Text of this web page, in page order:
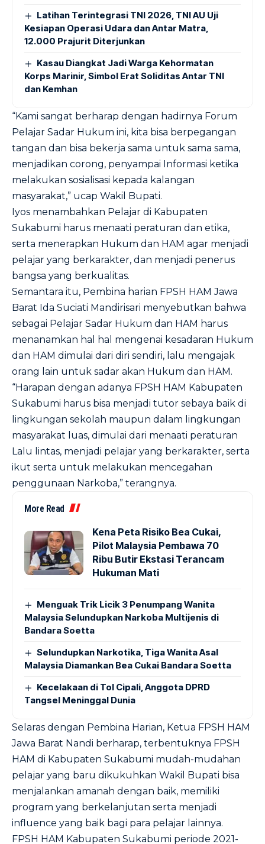
Latihan Terintegrasi TNI 2026, TNI AU Uji
Kesiapan Operasi Udara dan Antar Matra,
12.000 Prajurit Diterjunkan
Kasau Diangkat Jadi Warga Kehormatan
Korps Marinir, Simbol Erat Soliditas Antar TNI
dan Kemhan
“Kami sangat berharap dengan hadirnya Forum
Pelajar Sadar Hukum ini, kita bisa berpegangan
tangan dan bisa bekerja sama untuk sama sama,
menjadikan corong, penyampai Informasi ketika
melakukan sosialisasi kepada kalangan
masyarakat,” ucap Wakil Bupati.
Iyos menambahkan Pelajar di Kabupaten
Sukabumi harus menaati peraturan dan etika,
serta menerapkan Hukum dan HAM agar menjadi
pelajar yang berkarakter, dan menjadi penerus
bangsa yang berkualitas.
Semantara itu, Pembina harian FPSH HAM Jawa
Barat Ida Suciati Mandirisari menyebutkan bahwa
sebagai Pelajar Sadar Hukum dan HAM harus
menanamkan hal hal mengenai kesadaran Hukum
dan HAM dimulai dari diri sendiri, lalu mengajak
orang lain untuk sadar akan Hukum dan HAM.
“Harapan dengan adanya FPSH HAM Kabupaten
Sukabumi harus bisa menjadi tutor sebaya baik di
lingkungan sekolah maupun dalam lingkungan
masyarakat luas, dimulai dari menaati peraturan
Lalu lintas, menjadi pelajar yang berkarakter, serta
ikut serta untuk melakukan mencegahan
penggunaan Narkoba,” terangnya.
More Read
Kena Peta Risiko Bea Cukai,
Pilot Malaysia Pembawa 70
Ribu Butir Ekstasi Terancam
Hukuman Mati
Menguak Trik Licik 3 Penumpang Wanita
Malaysia Selundupkan Narkoba Multijenis di
Bandara Soetta
Selundupkan Narkotika, Tiga Wanita Asal
Malaysia Diamankan Bea Cukai Bandara Soetta
Kecelakaan di Tol Cipali, Anggota DPRD
Tangsel Meninggal Dunia
Selaras dengan Pembina Harian, Ketua FPSH HAM
Jawa Barat Nandi berharap, terbentuknya FPSH
HAM di Kabupaten Sukabumi mudah-mudahan
pelajar yang baru dikukuhkan Wakil Bupati bisa
menjalankan amanah dengan baik, memiliki
program yang berkelanjutan serta menjadi
influence yang baik bagi para pelajar lainnya.
FPSH HAM Kabupaten Sukabumi periode 2021-